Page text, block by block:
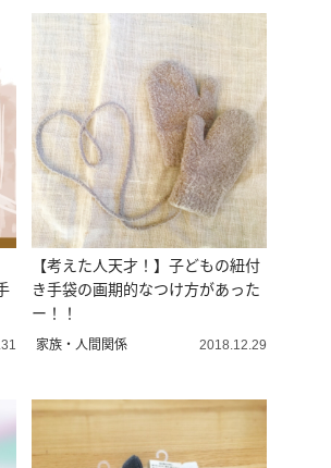
【考えた人天才！】子どもの紐付
き手袋の画期的なつけ方があった
ー！！
家族・人間関係 2018.12.29